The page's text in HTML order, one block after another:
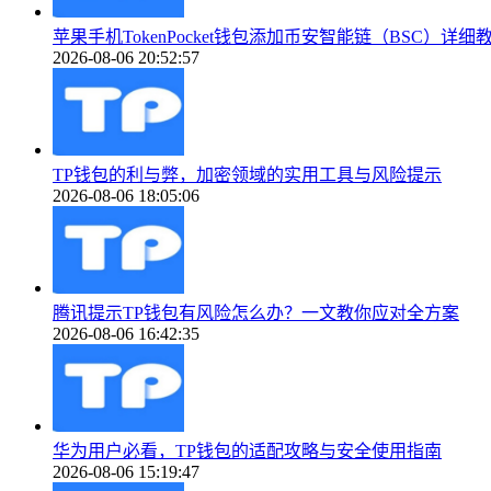
苹果手机TokenPocket钱包添加币安智能链（BSC）详细
2026-08-06 20:52:57
TP钱包的利与弊，加密领域的实用工具与风险提示
2026-08-06 18:05:06
腾讯提示TP钱包有风险怎么办？一文教你应对全方案
2026-08-06 16:42:35
华为用户必看，TP钱包的适配攻略与安全使用指南
2026-08-06 15:19:47